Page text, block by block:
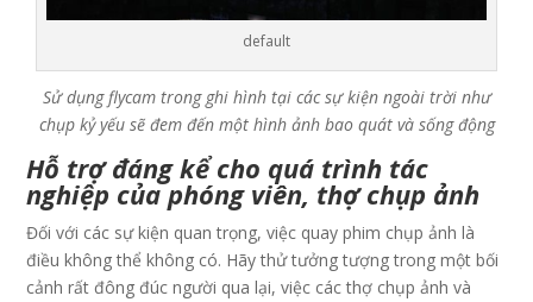
default
Sử dụng flycam trong ghi hình tại các sự kiện ngoài trời như
chụp kỷ yếu sẽ đem đến một hình ảnh bao quát và sống động
Hỗ trợ đáng kể cho quá trình tác
nghiệp của phóng viên, thợ chụp ảnh
Đối với các sự kiện quan trọng, việc quay phim chụp ảnh là
điều không thể không có. Hãy thử tưởng tượng trong một bối
cảnh rất đông đúc người qua lại, việc các thợ chụp ảnh và